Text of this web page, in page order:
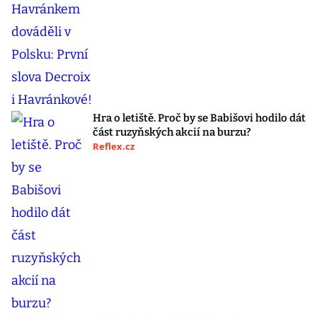
Hra o letiště. Proč by se Babišovi hodilo dát
část ruzyňských akcií na burzu?
Reflex.cz